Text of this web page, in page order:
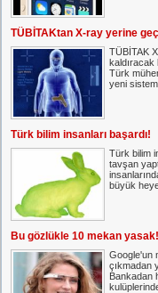
TÜBİTAKtan X-ray yerine
TÜBİTAK
kaldıracak
Türk
yeni sistem
Türk bilim insanları başardı!
Türk bilim
tavşan
büyük
Bu gözlükle 10 mekan yasak!
Google'un
çıkmadan
Bankadan